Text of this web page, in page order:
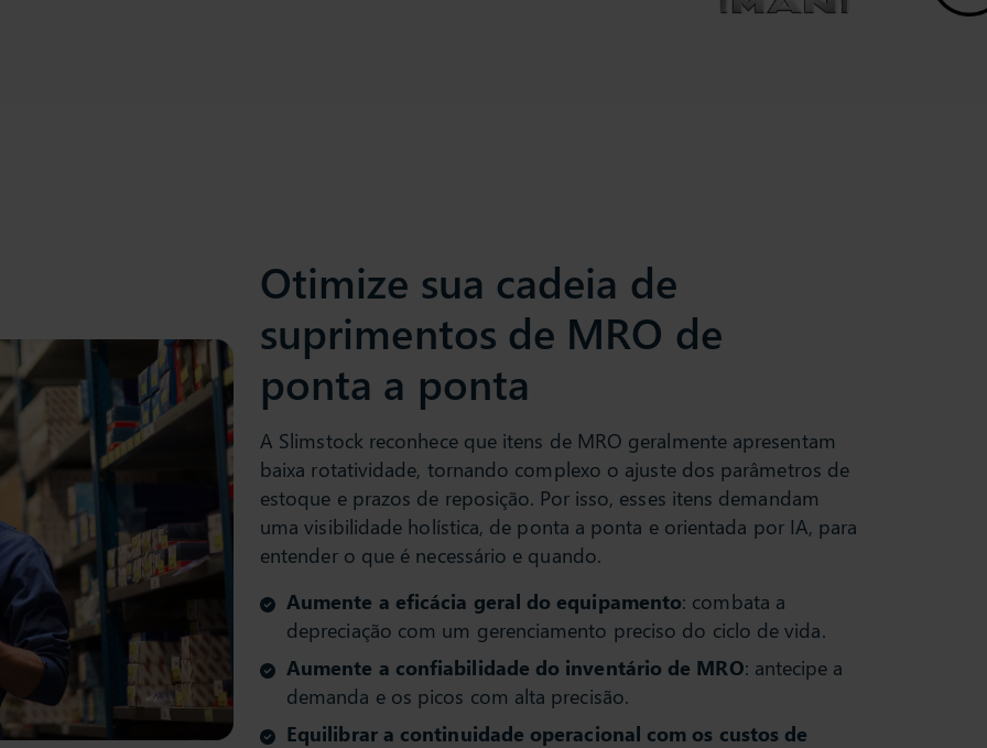
Otimize sua cadeia de
suprimentos de MRO de
ponta a ponta
A Slimstock reconhece que itens de MRO geralmente apresentam
baixa rotatividade, tornando complexo o ajuste dos parâmetros de
estoque e prazos de reposição. Por isso, esses itens demandam
uma visibilidade holística, de ponta a ponta e orientada por IA, para
entender o que é necessário e quando.
Aumente a eficácia geral do equipamento: combata a
depreciação com um gerenciamento preciso do ciclo de vida.
Aumente a confiabilidade do inventário de MRO: antecipe a
demanda e os picos com alta precisão.
Equilibrar a continuidade operacional com os custos de